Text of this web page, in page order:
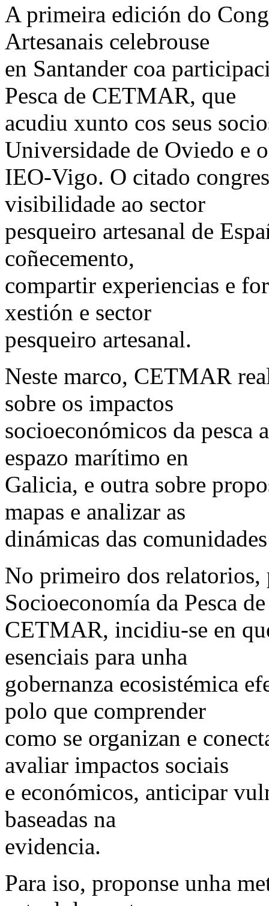
A primeira edición do
Artesanais celebrouse
en Santander coa
Pesca de CETMAR, que
acudiu xunto cos seus
Universidade de Oviedo e o
IEO-Vigo. O citado
visibilidade ao sector
pesqueiro artesanal de
coñecemento,
compartir experiencias e
xestión e sector
pesqueiro artesanal.
Neste marco, CETMAR
sobre os impactos
socioeconómicos da pesca
espazo marítimo en
Galicia, e outra sobre
mapas e analizar as
dinámicas das
No primeiro dos relatorios,
Socioeconomía da Pesca de
CETMAR, incidiu-se en
esenciais para unha
gobernanza ecosistémica
polo que comprender
como se organizan e
avaliar impactos sociais
e económicos, anticipar
baseadas na
evidencia.
Para iso, proponse unha